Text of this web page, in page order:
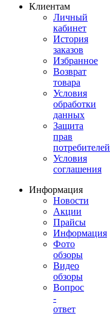
Клиентам
Личный
кабинет
История
заказов
Избранное
Возврат
товара
Условия
обработки
данных
Защита
прав
потребителей
Условия
соглашения
Информация
Новости
Акции
Прайсы
Информация
Фото
обзоры
Видео
обзоры
Вопрос
-
ответ